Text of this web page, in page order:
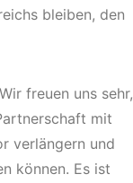
bleiben, den
freuen uns sehr,
mit
verlängern und
können. Es ist